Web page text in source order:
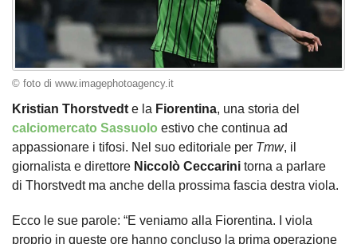
© foto di www.imagephotoagency.it
Kristian Thorstvedt e la Fiorentina, una storia del
calciomercato Sassuolo estivo che continua ad
appassionare i tifosi. Nel suo editoriale per Tmw, il
giornalista e direttore Niccolò Ceccarini torna a parlare
di Thorstvedt ma anche della prossima fascia destra viola.
Ecco le sue parole: “E veniamo alla Fiorentina. I viola
proprio in queste ore hanno concluso la prima operazione